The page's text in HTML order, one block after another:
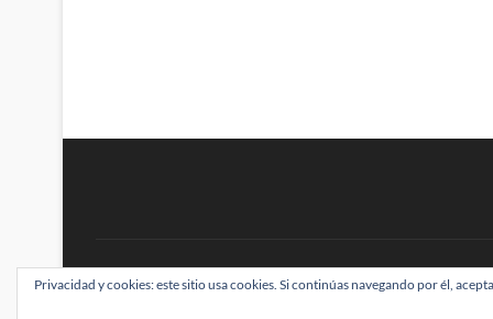
BRAINSTOMPING| Diseñado por:Theme Freesia|WordPress| ©
Privacidad y cookies: este sitio usa cookies. Si continúas navegando por él,